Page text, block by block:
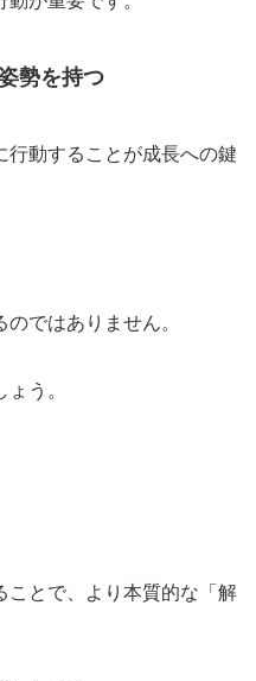
勢を持つ
行動することが成長への鍵
ではありません。
う。
ことで、より本質的な「解